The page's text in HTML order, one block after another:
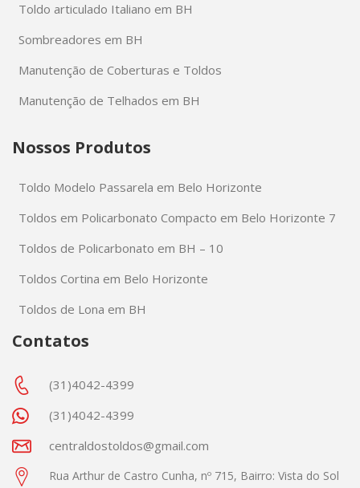
Toldo articulado Italiano em BH
Sombreadores em BH
Manutenção de Coberturas e Toldos
Manutenção de Telhados em BH
Nossos Produtos
Toldo Modelo Passarela em Belo Horizonte
Toldos em Policarbonato Compacto em Belo Horizonte 7
Toldos de Policarbonato em BH – 10
Toldos Cortina em Belo Horizonte
Toldos de Lona em BH
Contatos
(31)4042-4399
(31)4042-4399
centraldostoldos@gmail.com
Rua Arthur de Castro Cunha, nº 715, Bairro: Vista do Sol